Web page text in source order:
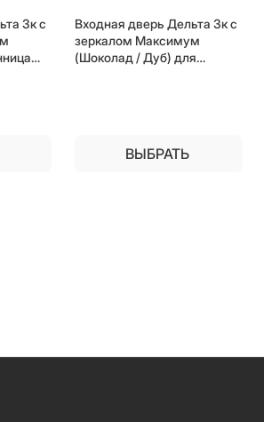
3к с
Входная дверь Дельта 3к с
зеркалом Максимум
(Шоколад / Дуб) для
ВЫБРАТЬ